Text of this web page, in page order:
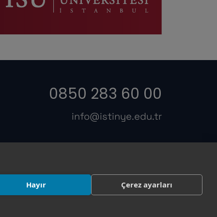
Hayır Çerez ayarları
0850 283 60 00
info@istinye.edu.tr